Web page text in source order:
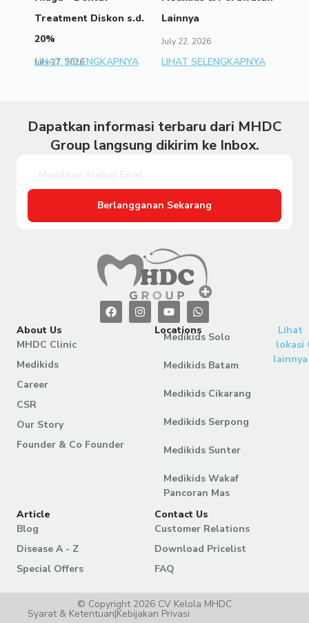
Treatment Diskon s.d.
20%
July 27, 2026
LIHAT SELENGKAPNYA
Lainnya
July 22, 2026
LIHAT SELENGKAPNYA
Dapatkan informasi terbaru dari MHDC
Group langsung dikirim ke Inbox.
Berlangganan Sekarang
About Us
MHDC Clinic
Medikids
Career
CSR
Our Story
Founder & Co Founder
Locations
Medikids Solo
Medikids Batam
Medikids Cikarang
Medikids Serpong
Medikids Sunter
Medikids Wakaf
Pancoran Mas
Lihat
lokasi
lainnya
Article
Blog
Disease A - Z
Special Offers
Contact Us
Customer Relations
Download Pricelist
FAQ
© Copyright 2026 CV Kelola MHDC
Syarat & Ketentuan|Kebijakan Privasi